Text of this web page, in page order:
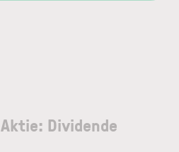
Dividende